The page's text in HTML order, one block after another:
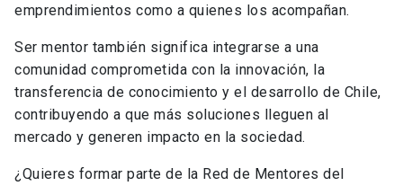
emprendimientos como a quienes los acompañan.
Ser mentor también significa integrarse a una
comunidad comprometida con la innovación, la
transferencia de conocimiento y el desarrollo de Chile,
contribuyendo a que más soluciones lleguen al
mercado y generen impacto en la sociedad.
¿Quieres formar parte de la Red de Mentores del